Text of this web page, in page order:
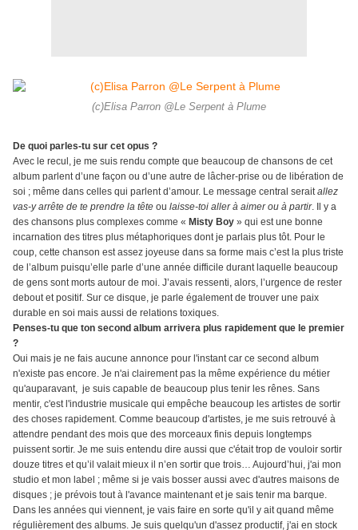
(c)Elisa Parron @Le Serpent à Plume
De quoi parles-tu sur cet opus ?
Avec le recul, je me suis rendu compte que beaucoup de chansons de cet
album parlent d’une façon ou d’une autre de lâcher-prise ou de libération de
soi ; même dans celles qui parlent d’amour. Le message central seraitallez
vas-y arrête de te prendre la tête ou laisse-toi aller à aimer ou à partir. Il y a
des chansons plus complexes comme « Misty Boy » qui est une bonne
incarnation des titres plus métaphoriques dont je parlais plus tôt. Pour le
coup, cette chanson est assez joyeuse dans sa forme mais c’est la plus triste
de l’album puisqu’elle parle d’une année difficile durant laquelle beaucoup
de gens sont morts autour de moi. J’avais ressenti, alors, l’urgence de rester
debout et positif. Sur ce disque, je parle également de trouver une paix
durable en soi mais aussi de relations toxiques.
Penses-tu que ton second album arrivera plus rapidement que le premier
?
Oui mais je ne fais aucune annonce pour l'instant car ce second album
n'existe pas encore. Je n'ai clairement pas la même expérience du métier
qu'auparavant, je suis capable de beaucoup plus tenir les rênes. Sans
mentir, c'est l'industrie musicale qui empêche beaucoup les artistes de sortir
des choses rapidement. Comme beaucoup d'artistes, je me suis retrouvé à
attendre pendant des mois que des morceaux finis depuis longtemps
puissent sortir. Je me suis entendu dire aussi que c'était trop de vouloir sortir
douze titres et qu’il valait mieux il n’en sortir que trois… Aujourd’hui, j'ai mon
studio et mon label ; même si je vais bosser aussi avec d'autres maisons de
disques ; je prévois tout à l'avance maintenant et je sais tenir ma barque.
Dans les années qui viennent, je vais faire en sorte qu'il y ait quand même
régulièrement des albums. Je suis quelqu'un d'assez productif, j'ai en stock